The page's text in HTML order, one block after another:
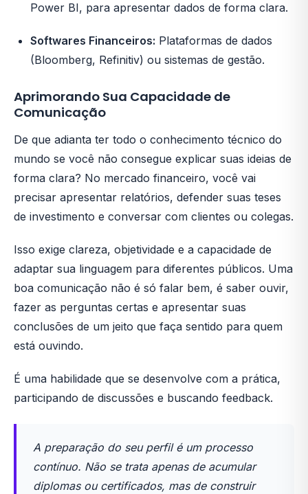
Power BI, para apresentar dados de forma clara.
Softwares Financeiros: Plataformas de dados
(Bloomberg, Refinitiv) ou sistemas de gestão.
Aprimorando Sua Capacidade de
Comunicação
De que adianta ter todo o conhecimento técnico do
mundo se você não consegue explicar suas ideias de
forma clara? No mercado financeiro, você vai
precisar apresentar relatórios, defender suas teses
de investimento e conversar com clientes ou colegas.
Isso exige clareza, objetividade e a capacidade de
adaptar sua linguagem para diferentes públicos. Uma
boa comunicação não é só falar bem, é saber ouvir,
fazer as perguntas certas e apresentar suas
conclusões de um jeito que faça sentido para quem
está ouvindo.
É uma habilidade que se desenvolve com a prática,
participando de discussões e buscando feedback.
A preparação do seu perfil é um processo
contínuo. Não se trata apenas de acumular
diplomas ou certificados, mas de construir